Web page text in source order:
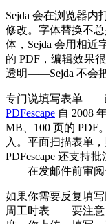
Sejda 会在浏览器内
修改。字体替换不
体，Sejda 会用相近
的 PDF，编辑效果
透明——Sejda 不会
专门说填写表单——
PDFescape 自 2008
MB、100 页的 PDF
入。平面扫描表单
PDFescape 还支持
——在发邮件前审阅
如果你需要反复填
周工时表——要注意